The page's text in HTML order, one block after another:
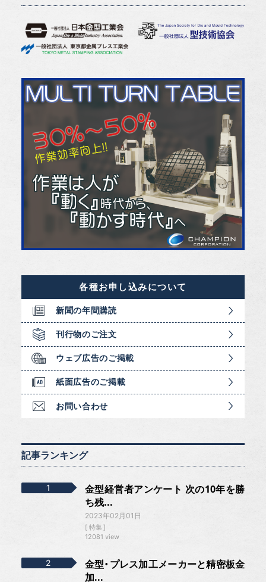
各種お申し込みについて
新聞の年間購読
刊行物のご注文
ウェブ広告のご掲載
紙面広告のご掲載
お問い合わせ
記事ランキング
金型経営者アンケート 次の10年を勝
ち残...
2023年02月01日
特集
12081 view
金型・プレス加工メーカーと精密板金
加...